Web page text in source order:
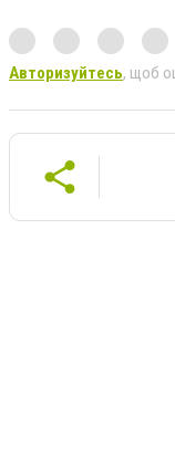
Авторизуйтесь, щоб